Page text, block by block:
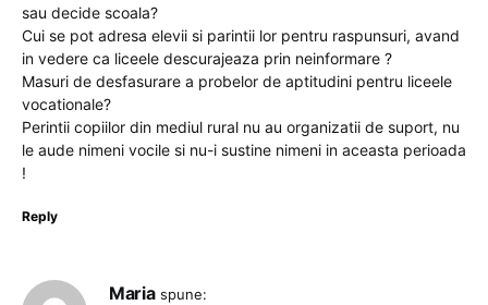
sau decide scoala?
Cui se pot adresa elevii si parintii lor pentru raspunsuri, avand
in vedere ca liceele descurajeaza prin neinformare ?
Masuri de desfasurare a probelor de aptitudini pentru liceele
vocationale?
Perintii copiilor din mediul rural nu au organizatii de suport, nu
le aude nimeni vocile si nu-i sustine nimeni in aceasta perioada
!
Reply
Maria spune: